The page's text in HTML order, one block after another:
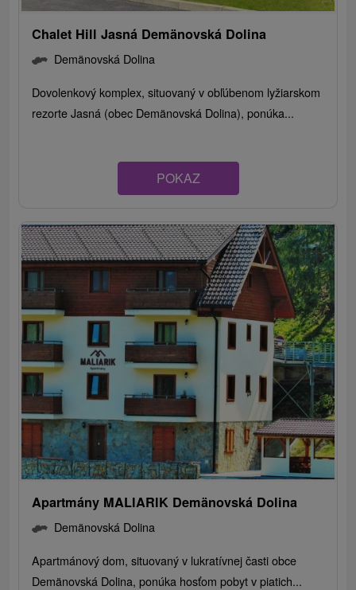
Chalet Hill Jasná Demänovská Dolina
Demänovská Dolina
Dovolenkový komplex, situovaný v obľúbenom lyžiarskom
rezorte Jasná (obec Demänovská Dolina), ponúka...
POKAZ
Apartmány MALIARIK Demänovská Dolina
Demänovská Dolina
Apartmánový dom, situovaný v lukratívnej časti obce
Demänovská Dolina, ponúka hosťom pobyt v piatich...